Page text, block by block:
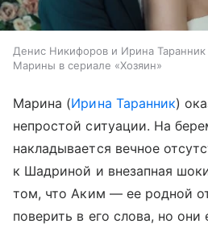
Денис Никифоров и Ирина Таранник
Марины в сериале «Хозяин»
Марина (Ирина Таранник)
непростой ситуации. На
накладывается вечное
к Шадриной и внезапная
том, что Аким — ее родной
поверить в его слова, но они